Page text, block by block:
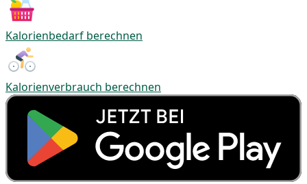
Kalorienbedarf berechnen
Kalorienverbrauch berechnen